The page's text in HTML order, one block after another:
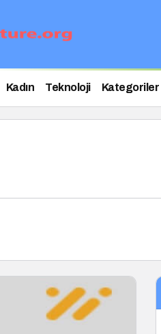
Kadın Teknoloji Kategoriler